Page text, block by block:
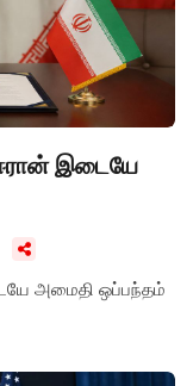
இடையே
அமைதி ஒப்பந்தம்